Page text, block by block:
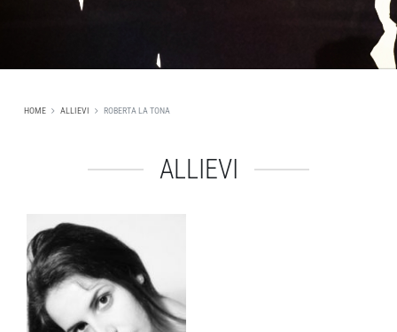
HOME ALLIEVI ROBERTA LA TONA
ALLIEVI